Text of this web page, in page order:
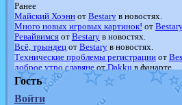
Ранее
Майский Хоэннот Bestaryв новостях.
Много новых игровых картинок! от
Ревайвимсяот Bestaryв новостях.
Всё, трындецот Bestaryв новостях.
Технические проблемы регистрацииот
доброе утро славянеот Dakku в фанарте.
Йолда и МимикьюотMavisNyanCatв
Недовольный котомангуст
в
The Dark Wishmaker
отRandomon
Гость
Войти